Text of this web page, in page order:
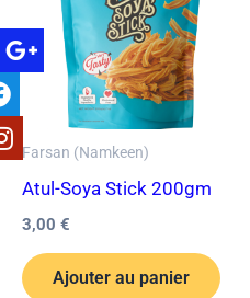
Farsan (Namkeen)
Atul-Soya Stick 200gm
3,00 €
Ajouter au panier